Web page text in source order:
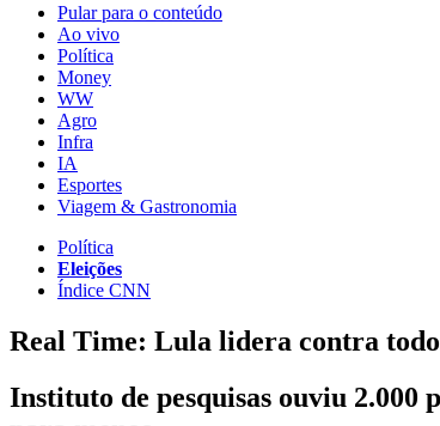
Pular para o conteúdo
Ao vivo
Política
Money
WW
Agro
Infra
IA
Esportes
Viagem & Gastronomia
Política
Eleições
Índice CNN
Real Time: Lula lidera contra
Instituto de pesquisas ouviu 2.000